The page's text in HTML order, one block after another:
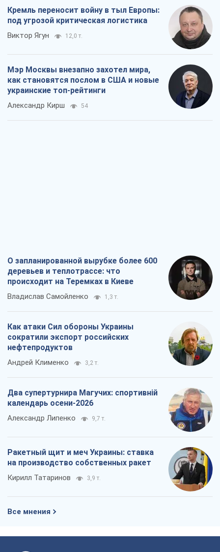
Кремль переносит войну в тыл Европы:
под угрозой критическая логистика
Виктор Ягун 12,0 т.
Мэр Москвы внезапно захотел мира,
как становятся послом в США и новые
украинские топ-рейтинги
Александр Кирш 54
О запланированной вырубке более 600
деревьев и теплотрассе: что
происходит на Теремках в Киеве
Владислав Самойленко 1,3 т.
Как атаки Сил обороны Украины
сократили экспорт российских
нефтепродуктов
Андрей Клименко 3,2 т.
Два супертурнира Магучих: спортивній
календарь осени-2026
Александр Липенко 9,7 т.
Ракетный щит и меч Украины: ставка
на производство собственных ракет
Кирилл Татаринов 3,9 т.
Все мнения